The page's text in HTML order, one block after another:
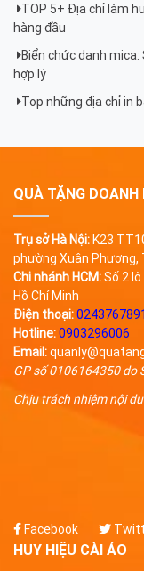
TOP 5+ Địa chỉ làm
hàng đầu
Biển chức danh mica: Sản xuất và in ấn theo yêu cầu, giá thành
hợp lý
Top những địa chỉ in
QUÀ TẶNG DOANH
Trụ sở Hà Nội:K23
phường Xuân Phương,
Chi nhánh HCM:Số 2
Hồ Chí Minh
Điện thoại:
Hotline:0903296006
Email:
GP số 0106164350 do
Chịu trách nhiệm nội
Facebook
HUY HIỆU CÀI ÁO